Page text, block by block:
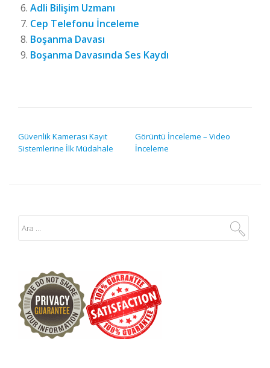
Adli Bilişim Uzmanı
Cep Telefonu İnceleme
Boşanma Davası
Boşanma Davasında Ses Kaydı
Güvenlik Kamerası Kayıt
Sistemlerine İlk Müdahale
Görüntü İnceleme – Video
İnceleme